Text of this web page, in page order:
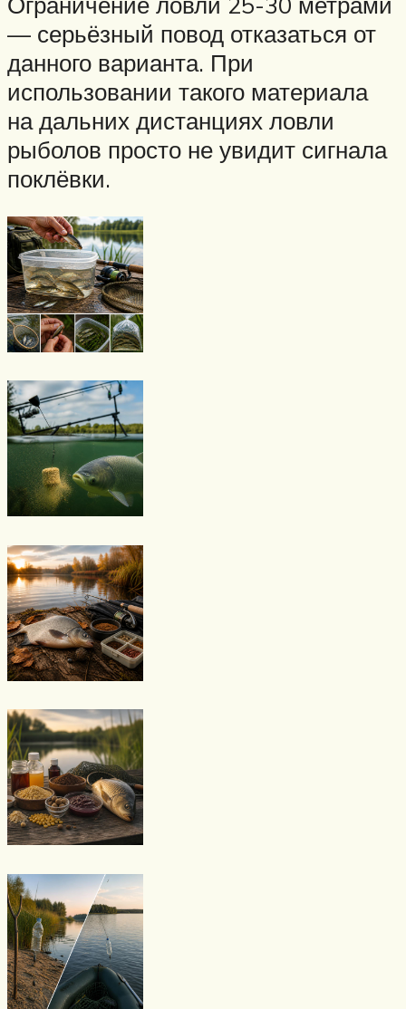
— серьёзный повод отказаться от
данного варианта. При
использовании такого материала
на дальних дистанциях ловли
рыболов просто не увидит сигнала
поклёвки.